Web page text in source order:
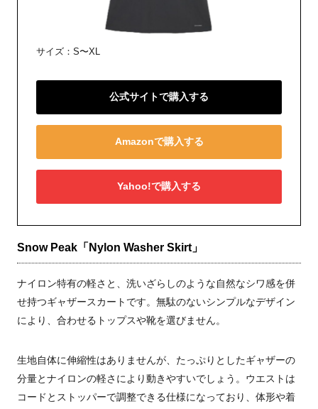
サイズ：S〜XL
公式サイトで購入する
Amazonで購入する
Yahoo!で購入する
Snow Peak「Nylon Washer Skirt」
ナイロン特有の軽さと、洗いざらしのような自然なシワ感を併
せ持つギャザースカートです。無駄のないシンプルなデザイン
により、合わせるトップスや靴を選びません。
生地自体に伸縮性はありませんが、たっぷりとしたギャザーの
分量とナイロンの軽さにより動きやすいでしょう。ウエストは
コードとストッパーで調整できる仕様になっており、体形や着